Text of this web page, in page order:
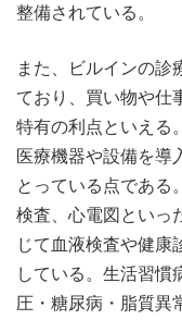
整備されている。
また、ビルインの診
ており、買い物や仕
特有の利点といえる
医療機器や設備を導
とっている点である
検査、心電図といっ
じて血液検査や健康
している。生活習慣
圧・糖尿病・脂質異